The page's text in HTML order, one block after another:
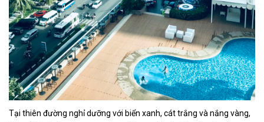
Tại thiên đường nghỉ dưỡng với biển xanh, cát trắng và nắng vàng,